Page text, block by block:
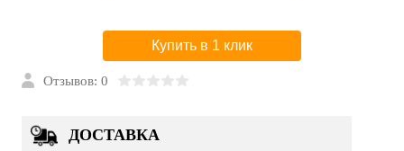
Купить в 1 клик
Отзывов: 0
ДОСТАВКА